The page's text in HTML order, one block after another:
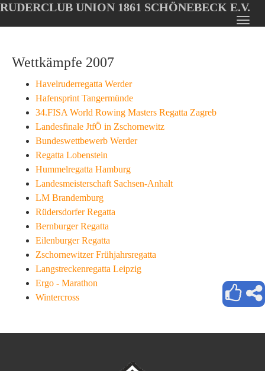
Oops, an error occurred! Code: 202608060934017916cb44
main
RUDERCLUB UNION 1861 SCHÖNEBECK E.V.
Wettkämpfe 2007
Havelruderregatta Werder
Hafensprint Tangermünde
34.FISA World Rowing Masters Regatta Zagreb
Landesfinale JtfÖ in Zschornewitz
Bundeswettbewerb Werder
Regatta Lobenstein
Hummelregatta Hamburg
Landesmeisterschaft Sachsen-Anhalt
LM Brandemburg
Rüdersdorfer Regatta
Bernburger Regatta
Eilenburger Regatta
Zschornewitzer Frühjahrsregatta
Langstreckenregatta Leipzig
Ergo - Marathon
Wintercross